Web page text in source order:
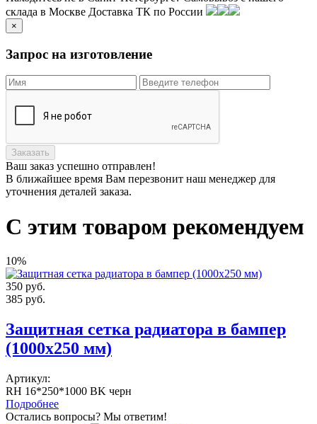
склада в Москве Доставка ТК по России
×
Запрос на изготовление
Заказать
Ваш заказ успешно отправлен!
В ближайшее время Вам перезвонит наш менеджер для
уточнения деталей заказа.
С этим товаром рекомендуем
10%
350 руб.
385 руб.
Защитная сетка радиатора в бампер
(1000х250 мм)
Артикул:
RH 16*250*1000 BK черн
Подробнее
Остались вопросы? Мы ответим!